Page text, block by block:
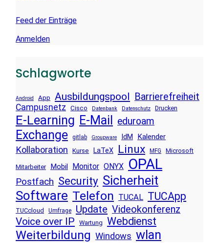
Feed der Einträge
Anmelden
Schlagworte
Android App Ausbildungspool Barrierefreiheit
Campusnetz Cisco Datenbank Datenschutz Drucken
E-Learning E-Mail eduroam
Exchange gitlab Groupware IdM Kalender
Kollaboration Kurse LaTeX Linux MFG Microsoft
Mitarbeiter Mobil Monitor ONYX OPAL
Postfach Security Sicherheit
Software Telefon TUCAL TUCApp
TUCcloud Umfrage Update Videokonferenz
Voice over IP Wartung Webdienst
Weiterbildung Windows wlan